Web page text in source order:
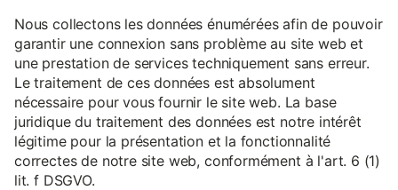
Nous collectons les données énumérées afin de pouvoir
garantir une connexion sans problème au site web et
une prestation de services techniquement sans erreur.
Le traitement de ces données est absolument
nécessaire pour vous fournir le site web. La base
juridique du traitement des données est notre intérêt
légitime pour la présentation et la fonctionnalité
correctes de notre site web, conformément à l'art. 6 (1)
lit. f DSGVO.